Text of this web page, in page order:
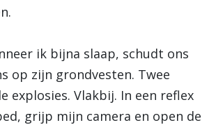
ik bijna slaap, schudt ons
op zijn grondvesten. Twee
explosies. Vlakbij. In een reflex
grijp mijn camera en open de